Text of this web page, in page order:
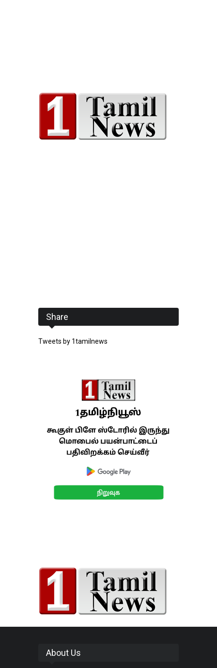
Share
Tweets by 1tamilnews
About Us